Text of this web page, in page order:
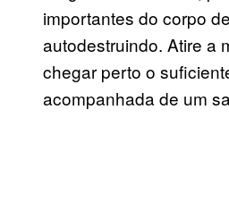
importantes do corpo
autodestruindo. Atire a
chegar perto o
acompanhada de um